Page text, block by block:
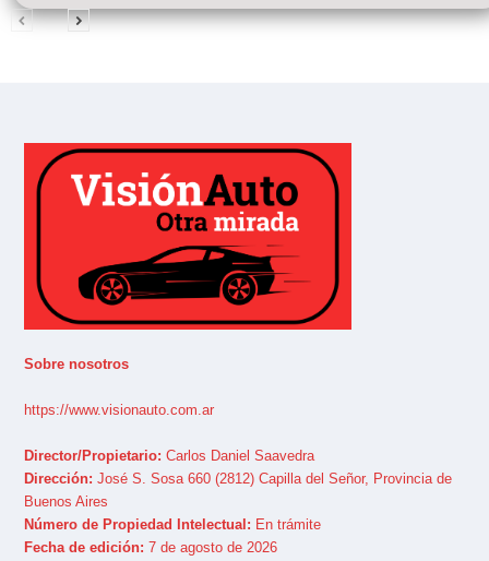
Sobre nosotros
https://www.visionauto.com.ar
Director/Propietario: Carlos Daniel Saavedra
Dirección: José S. Sosa 660 (2812) Capilla del Señor, Provincia de
Buenos Aires
Número de Propiedad Intelectual: En trámite
Fecha de edición: 7 de agosto de 2026